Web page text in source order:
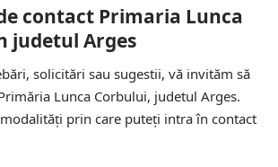
contact Primaria Lunca
judetul Arges
solicitări sau sugestii, vă invităm să
Lunca Corbului, judetul Arges.
prin care puteți intra în contact